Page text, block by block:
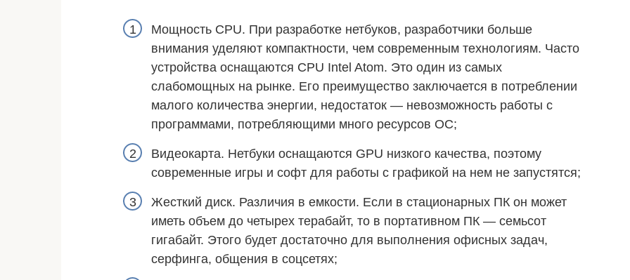
Мощность CPU. При разработке нетбуков, разработчики больше
внимания уделяют компактности, чем современным технологиям. Часто
устройства оснащаются CPU Intel Atom. Это один из самых
слабомощных на рынке. Его преимущество заключается в потреблении
малого количества энергии, недостаток — невозможность работы с
программами, потребляющими много ресурсов ОС;
Видеокарта. Нетбуки оснащаются GPU низкого качества, поэтому
современные игры и софт для работы с графикой на нем не запустятся;
Жесткий диск. Различия в емкости. Если в стационарных ПК он может
иметь объем до четырех терабайт, то в портативном ПК — семьсот
гигабайт. Этого будет достаточно для выполнения офисных задач,
серфинга, общения в соцсетях;